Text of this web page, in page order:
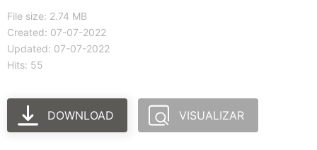
File size: 2.74 MB
Created: 07-07-2022
Updated: 07-07-2022
Hits: 55
DOWNLOAD VISUALIZAR